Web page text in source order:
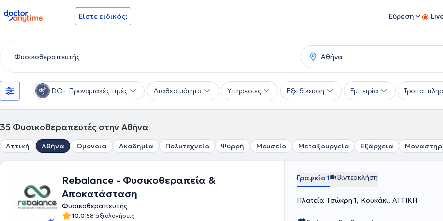
doctoranytime Είστε ειδικός; Εύρεση
DO+ Προνομιακές τιμές Διαθεσιμότητα Υπηρεσίες Εξειδίκευση Εμπειρία Τρόποι
35 Φυσικοθεραπευτές στην Αθήνα
Αττική Αθήνα Ομόνοια Ακαδημία Πολυτεχνείο Ψυρρή Μουσείο Μεταξουργείο Εξάρχεια
Rebalance - Φυσικοθεραπεία &
Αποκατάσταση
Φυσικοθεραπευτής
10.0|58 αξιολογήσεις
Γραφείο 1 Βιντεοκλήση
Πλατεία Τσώκρη 1, Κουκάκι, ΑΤΤΙΚΗ